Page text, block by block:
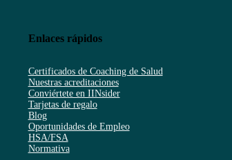
Enlaces rápidos
Certificados de Coaching de Salud
Nuestras acreditaciones
Conviértete en IINsider
Tarjetas de regalo
Blog
Oportunidades de Empleo
HSA/FSA
Normativa